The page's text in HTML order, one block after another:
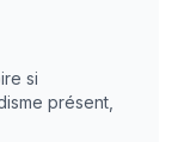
si
présent,